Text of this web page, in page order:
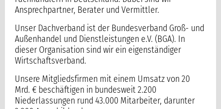
Ansprechpartner, Berater und Vermittler.
Unser Dachverband ist der Bundesverband Groß- und
Außenhandel und Dienstleistungen e.V. (BGA). In
dieser Organisation sind wir ein eigenständiger
Wirtschaftsverband.
Unsere Mitgliedsfirmen mit einem Umsatz von 20
Mrd. € beschäftigen in bundesweit 2.200
Niederlassungen rund 43.000 Mitarbeiter, darunter